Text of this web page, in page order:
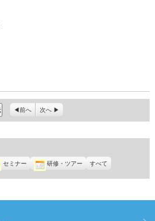
前へ 次へ
セミナー 研修・ツアー すべて